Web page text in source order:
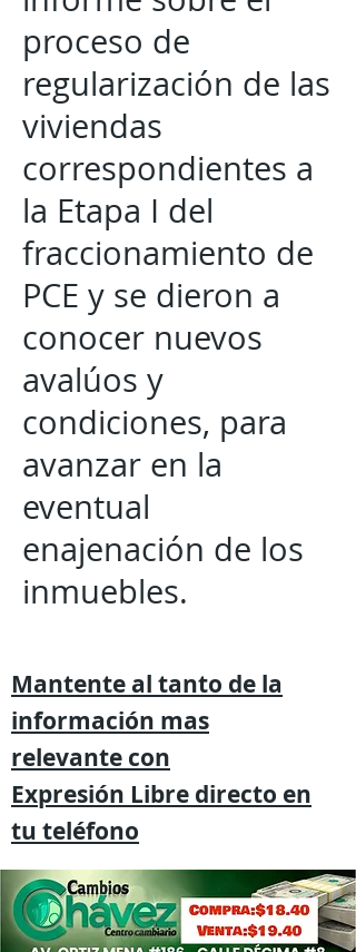
proceso de
regularización de las
viviendas
correspondientes a
la Etapa I del
fraccionamiento de
PCE y se dieron a
conocer nuevos
avalúos y
condiciones, para
avanzar en la
eventual
enajenación de los
inmuebles.
Mantente al tanto de la
información mas
relevante con
Expresión Libre directo en
tu teléfono